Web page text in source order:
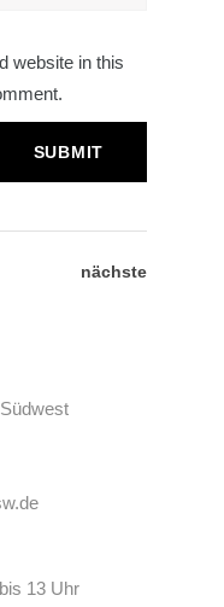
website in this
nächste
13 Uhr